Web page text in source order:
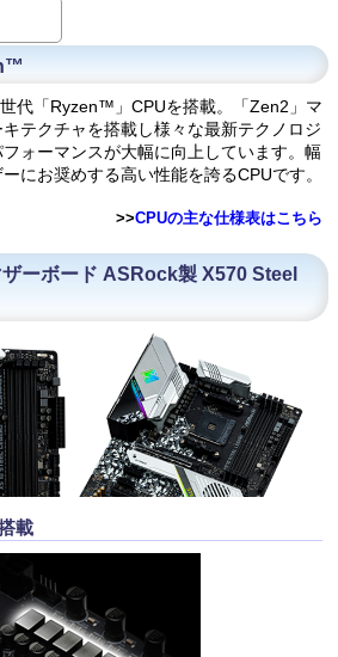
代「Ryzen™」CPUを搭載。「Zen2」マ
テクチャを搭載し様々な最新テクノロジ
ォーマンスが大幅に向上しています。幅
にお奨めする高い性能を誇るCPUです。
>>CPUの主な仕様表はこちら
ーボード ASRock製 X570 Steel
載